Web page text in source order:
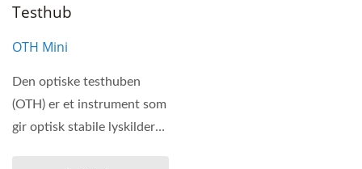
Testhub
OTH Mini
Den optiske testhuben
(OTH) er et instrument som
gir optisk stabile lyskilder